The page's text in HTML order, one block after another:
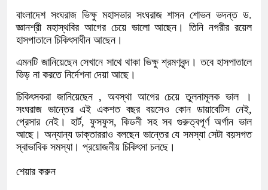
বাংলাদেশ সংঘরাজ ভিক্ষু মহাসভার সংঘরাজ শাসন শোভন ভদন্ত ড.
জ্ঞানশ্রী মহাস্থবির আগের চেয়ে ভালো আছেন। তিনি নগরীর রয়েল
হাসপাতালে চিকিৎসাধীন আছেন।
এমনটি জানিয়েছেন সেখানে সাথে থাকা ভিক্ষু শ্রমণবৃন্দ। তবে হাসপাতালে
ভিড় না করতে নির্দেশনা দেয়া আছে।
চিকিৎসকরা জানিয়েছেন , অবস্থা আগের চেয়ে তুলনামূলক ভাল ।
সংঘরাজ ভান্তের এই একশত বছর বয়সেও কোন ডায়াবেটিস নেই,
প্রেসার নেই। হার্ট, ফুসফুস, কিডনী সহ সব গুরুত্বপূর্ণ অর্গান ভাল
আছে। অন্যান্য ডাক্তাররাও বলছেন ভান্তের যে সমস্যা সেটা বয়সগত
স্বাভাবিক সমস্যা। প্রয়োজনীয় চিকিৎসা চলছে।
শেয়ার করুন